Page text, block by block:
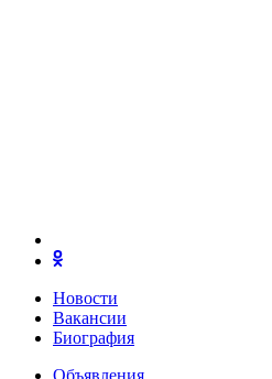
Новости
Вакансии
Биография
Объявления